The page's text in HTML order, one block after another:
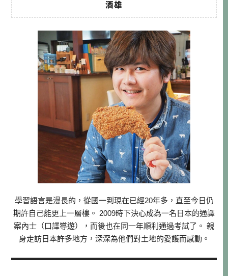
酒雄
學習語言是漫長的，從國一到現在已經20年多，直至今日仍
期許自己能更上一層樓。 2009時下決心成為一名日本的通譯
案內士（口譯導遊），而後也在同一年順利通過考試了。 親
身走訪日本許多地方，深深為他們對土地的愛護而感動。